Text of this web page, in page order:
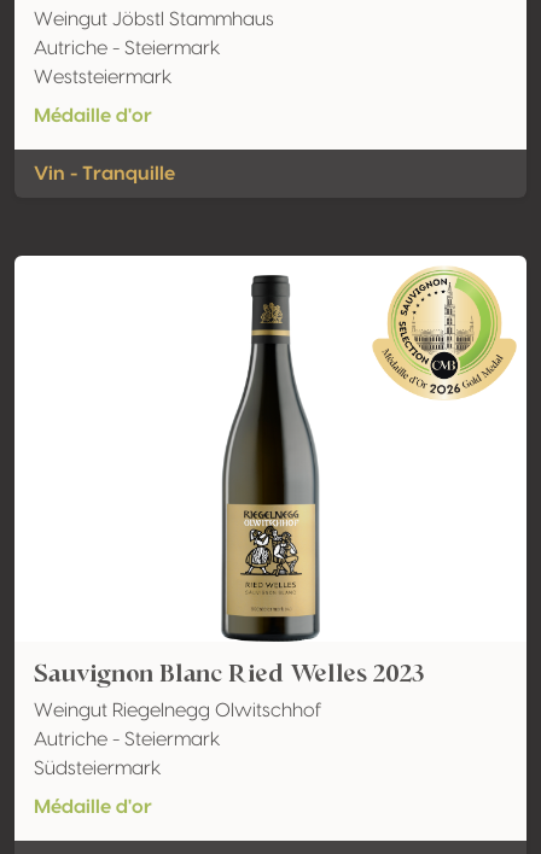
Weingut Jöbstl Stammhaus
Autriche - Steiermark
Weststeiermark
Médaille d'or
Vin - Tranquille
Sauvignon Blanc Ried Welles 2023
Weingut Riegelnegg Olwitschhof
Autriche - Steiermark
Südsteiermark
Médaille d'or